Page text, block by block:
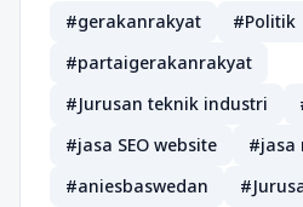
#gerakanrakyat
#Politik
#partaigerakanrakyat
#Jurusan teknik industri
#jasa SEO website
#jasa
#aniesbaswedan